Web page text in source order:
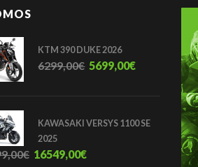
KTM 390 DUKE 2026
6299,00€ 5699,00€
KAWASAKI VERSYS 1100 SE
2025
€ 16549,00€